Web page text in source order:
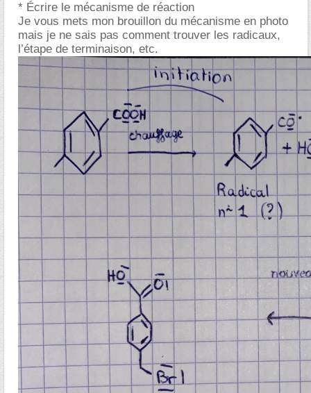
* Écrire le mécanisme de réaction
Je vous mets mon brouillon du mécanisme en photo
mais je ne sais pas comment trouver les radicaux,
l’étape de terminaison, etc.